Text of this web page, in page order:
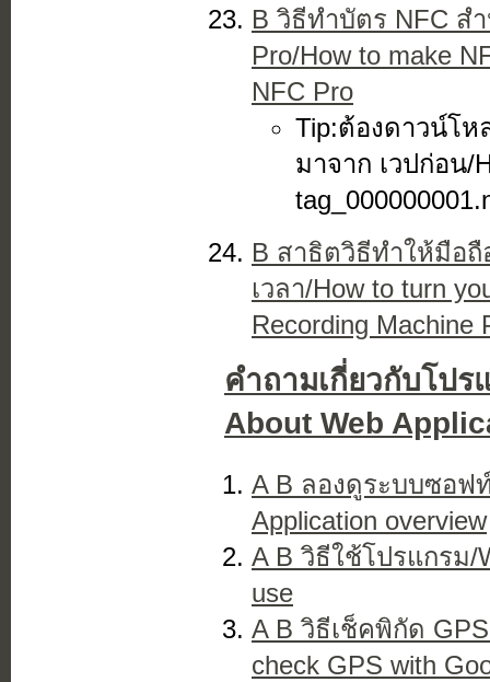
B วิธีทำบัตร NFC ส
Pro/How to make
NFC Pro
Tip:ต้องดาวน์โห
มาจาก เวปก่อน/
B สาธิตวิธีทำให้มือถื
เวลา/How to turn
Recording Machine
คำถามเกี่ยวกับโป
About Web
A B ลองดูระบบซอฟ
Application overview
A B วิธีใช้โปรแกรม/
use
A B วิธีเช็คพิกัด
check GPS with